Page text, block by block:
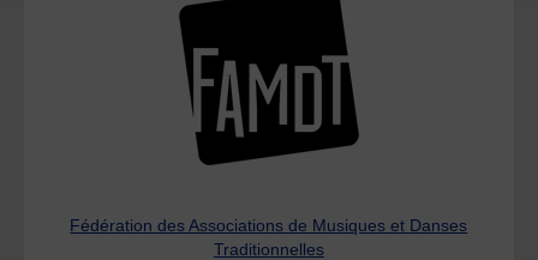
Fédération des Associations de Musiques et Danses
Traditionnelles